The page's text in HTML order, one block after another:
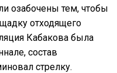
озабочены тем, чтобы
отходящего
Кабакова была
состав
стрелку.